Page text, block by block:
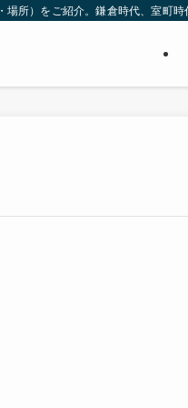
所）をご紹介。鎌倉時代、室町